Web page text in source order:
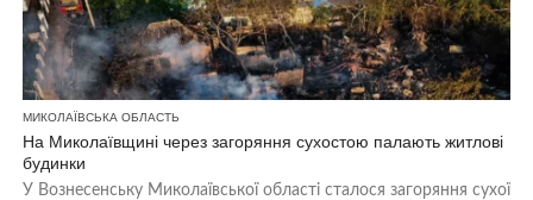
МИКОЛАЇВСЬКА ОБЛАСТЬ
На Миколаївщині через загоряння сухостою палають житлові
будинки
У Вознесенську Миколаївської області сталося загоряння сухої